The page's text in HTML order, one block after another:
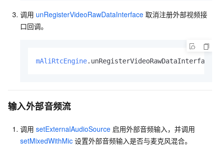
调用 unRegisterVideoRawDataInterface 取消注册外部视频接
口回调。
mAliRtcEngine.unRegisterVideoRawDataInterface(
输入外部音频流
调用 setExternalAudioSource 启用外部音频输入，并调用
setMixedWithMic 设置外部音频输入是否与麦克风混合。